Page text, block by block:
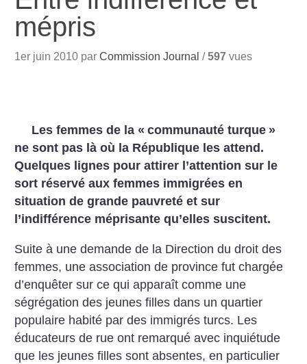
mépris
1er juin 2010 parCommission Journal /597 vues
Les femmes de la « communauté turque »
ne sont pas là où la République les attend.
Quelques lignes pour attirer l’attention sur le
sort réservé aux femmes immigrées en
situation de grande pauvreté et sur
l’indifférence méprisante qu’elles suscitent.
Suite à une demande de la Direction du droit des
femmes, une association de province fut chargée
d’enquêter sur ce qui apparaît comme une
ségrégation des jeunes filles dans un quartier
populaire habité par des immigrés turcs. Les
éducateurs de rue ont remarqué avec inquiétude
que les jeunes filles sont absentes, en particulier